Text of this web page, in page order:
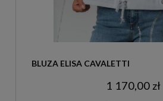
BLUZA ELISA CAVALETTI
1 170,00 zł